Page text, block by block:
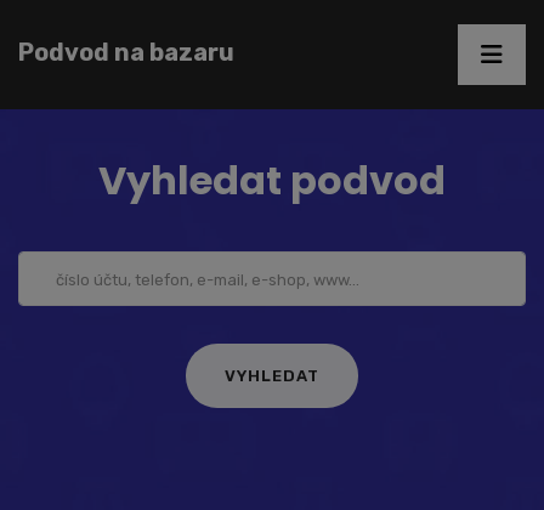
Podvod na bazaru
Vyhledat podvod